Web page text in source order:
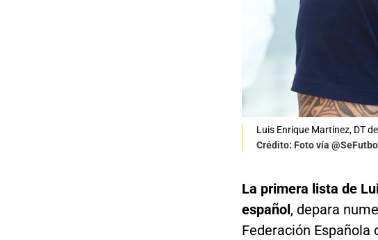
Luis Enrique Martínez, DT
Crédito: Foto vía @SeFutbol
La primera lista de
español, depara
Federación Española